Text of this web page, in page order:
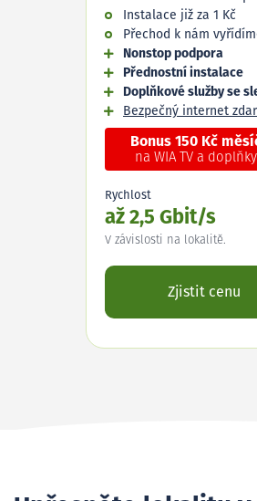
Instalace již za 1 Kč
Přechod k nám
Nonstop podpora
Přednostní instalace
Doplňkové služby se
Bezpečný internet
Bonus 150 Kč
na WIA TV a doplňky
Rychlost
až 2,5 Gbit/s
V závislosti na lokalitě.
Zjistit cenu